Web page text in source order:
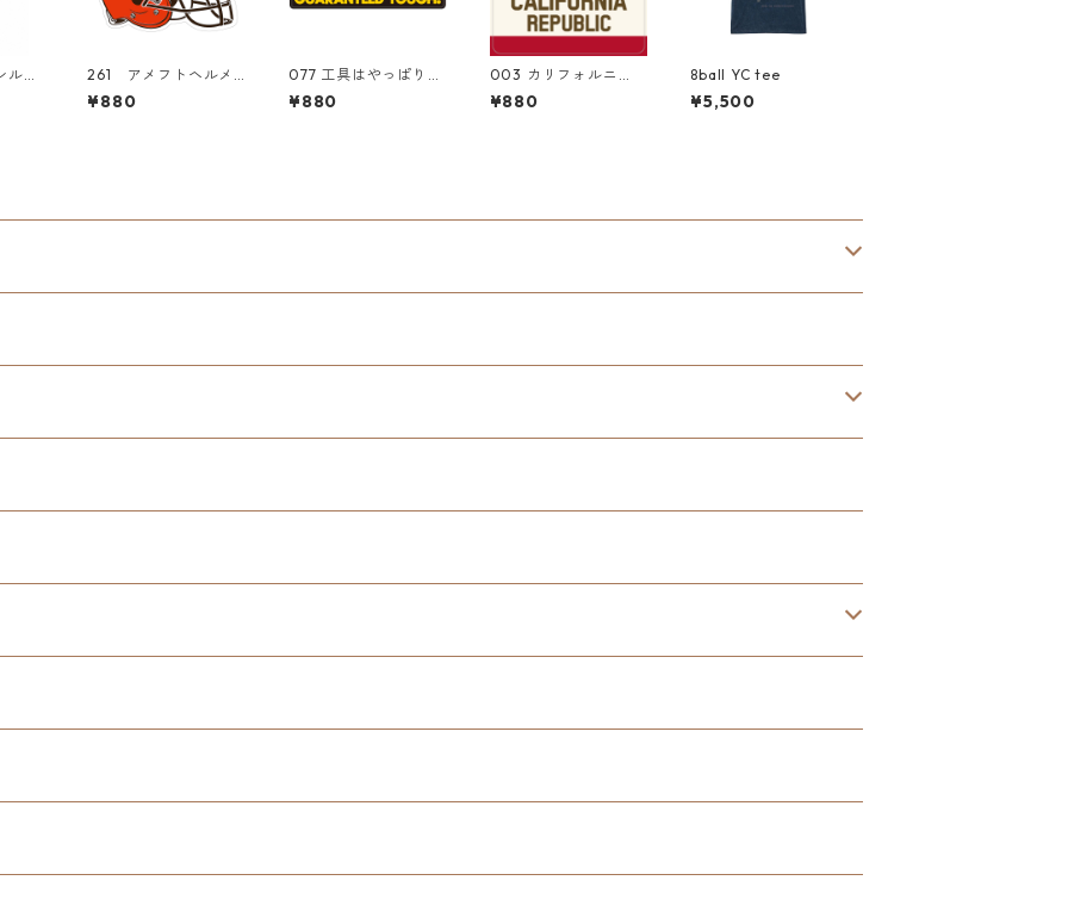
エ
261 アメフトヘルメ
ット "California Mar
ket Center" アメリ
¥880
077 工具はやっぱりD
eWALT！ "California
Market Center" ア
¥880
003 カリフォルニ
ア "California Mark
et Center" アメリカ
¥880
8ball YC tee
¥5,500